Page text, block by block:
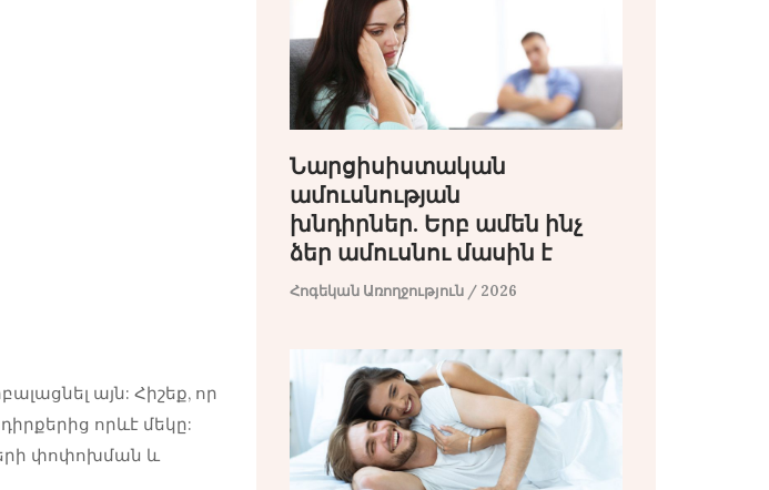
այն: Հիշեք, որ
որևէ մեկը:
փոփոխման և
Նարցիսիստական ​​
ամուսնության
խնդիրներ. Երբ ամեն ինչ
ձեր ամուսնու մասին է
Հոգեկան Առողջություն / 2026